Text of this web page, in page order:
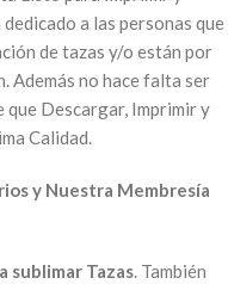
a las personas que
de tazas y/o están por
Además no hace falta ser
que Descargar, Imprimir y
Calidad.
y Nuestra Membresía
sublimar Tazas. También